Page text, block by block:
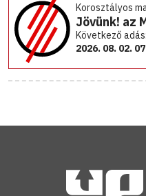
Korosztályos
Jövünk! az
Következő adás:
2026. 08. 02.